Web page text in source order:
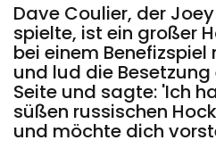
Dave Coulier, der
spielte, ist ein großer
bei einem
und lud die Besetzung
Seite und sagte: 'Ich
süßen russischen
und möchte dich